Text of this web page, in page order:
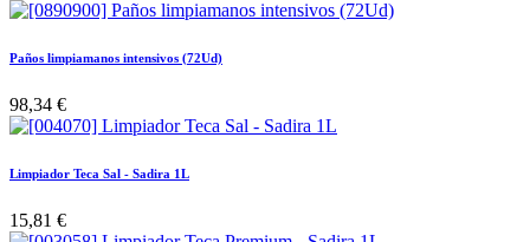
Paños limpiamanos intensivos (72Ud)
98,34 €
Limpiador Teca Sal - Sadira 1L
15,81 €